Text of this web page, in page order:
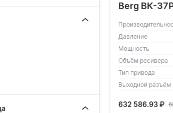
Berg ВК-
Давление
Мощность
Объём ресивера
Тип привода
Выходной разъём
632 586.93₽